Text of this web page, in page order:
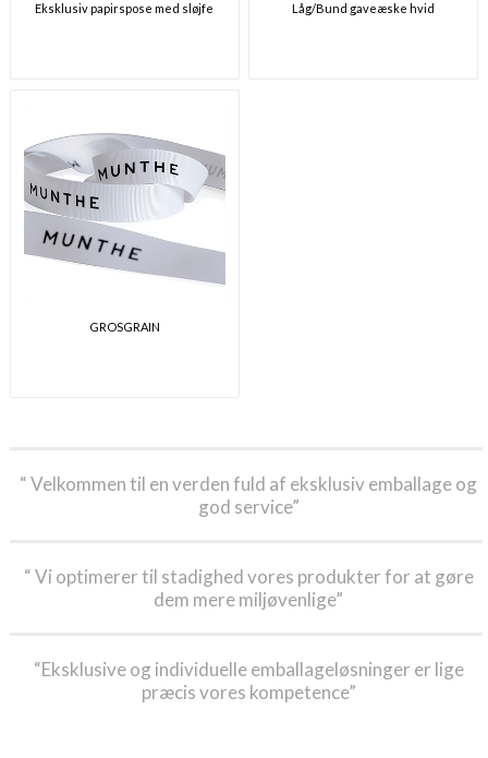
Eksklusiv papirspose med sløjfe Låg/Bund gaveæske hvid
GROSGRAIN
“ Velkommen til en verden fuld af eksklusiv emballage og
god service”
“ Vi optimerer til stadighed vores produkter for at gøre
dem mere miljøvenlige”
“Eksklusive og individuelle emballageløsninger er lige
præcis vores kompetence”